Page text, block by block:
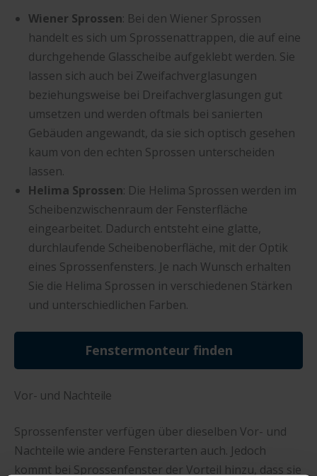
Wiener Sprossen: Bei den Wiener Sprossen
handelt es sich um Sprossenattrappen, die auf eine
durchgehende Glasscheibe aufgeklebt werden. Sie
lassen sich auch bei Zweifachverglasungen
beziehungsweise bei Dreifachverglasungen gut
umsetzen und werden oftmals bei sanierten
Gebäuden angewandt, da sie sich optisch gesehen
kaum von den echten Sprossen unterscheiden
lassen.
Helima Sprossen: Die Helima Sprossen werden im
Scheibenzwischenraum der Fensterfläche
eingearbeitet. Dadurch entsteht eine glatte,
durchlaufende Scheibenoberfläche, mit der Optik
eines Sprossenfensters. Je nach Wunsch erhalten
Sie die Helima Sprossen in verschiedenen Stärken
und unterschiedlichen Farben.
Fenstermonteur finden
Vor- und Nachteile
Sprossenfenster verfügen über dieselben Vor- und
Nachteile wie andere Fensterarten auch. Jedoch
kommt bei Sprossenfenster der Vorteil hinzu, dass sie